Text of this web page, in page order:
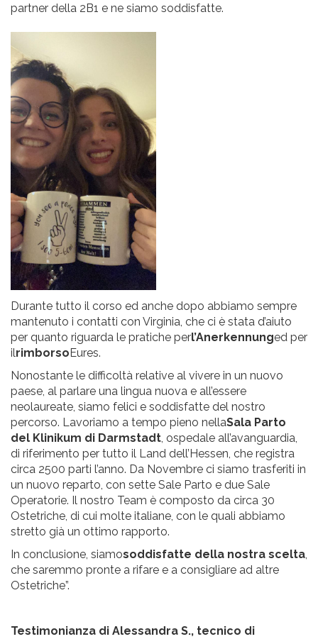
partner della 2B1 e ne siamo soddisfatte.
Durante tutto il corso ed anche dopo abbiamo sempre
mantenuto i contatti con Virginia, che ci è stata d’aiuto
per quanto riguarda le pratiche perl’Anerkennunged per
ilrimborso Eures.
Nonostante le difficoltà relative al vivere in un nuovo
paese, al parlare una lingua nuova e all’essere
neolaureate, siamo felici e soddisfatte del nostro
percorso. Lavoriamo a tempo pieno nellaSala Parto
del Klinikum di Darmstadt, ospedale all’avanguardia,
di riferimento per tutto il Land dell’Hessen, che registra
circa 2500 parti l’anno. Da Novembre ci siamo trasferiti in
un nuovo reparto, con sette Sale Parto e due Sale
Operatorie. Il nostro Team è composto da circa 30
Ostetriche, di cui molte italiane, con le quali abbiamo
stretto già un ottimo rapporto.
In conclusione, siamosoddisfatte della nostra scelta,
che saremmo pronte a rifare e a consigliare ad altre
Ostetriche”.
Testimonianza di Alessandra S., tecnico di